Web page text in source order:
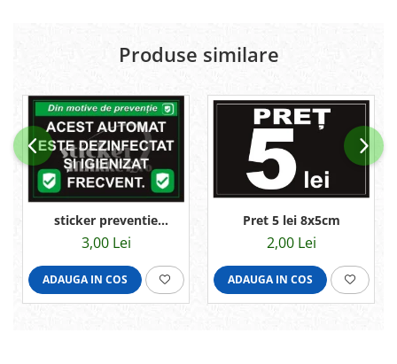
Produse similare
sticker preventie
9,5x6,5cm
3,00 Lei
ADAUGA IN COS
Pret 5 lei 8x5cm
2,00 Lei
ADAUGA IN COS